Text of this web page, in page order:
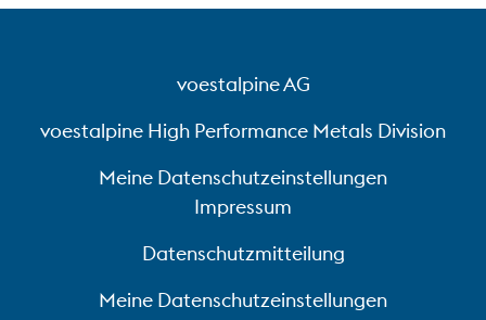
voestalpine AG
voestalpine High Performance Metals Division
Meine Datenschutzeinstellungen
Impressum
Datenschutzmitteilung
Meine Datenschutzeinstellungen